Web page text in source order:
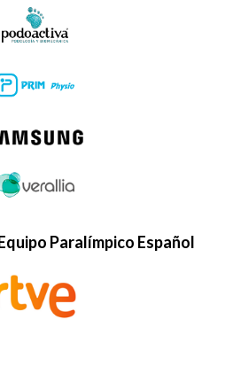
Paralímpico Español